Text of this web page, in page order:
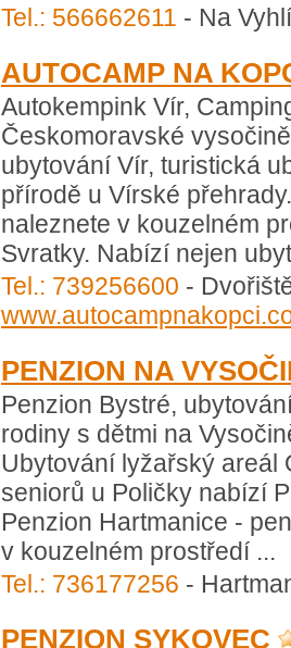
Tel.: 566662611 - Na
AUTOCAMP NA
Autokempink Vír,
Českomoravské
ubytování Vír, turistická
přírodě u Vírské
naleznete v kouzelném
Svratky. Nabízí nejen
Tel.: 739256600 -
PENZION NA
Penzion Bystré,
rodiny s dětmi na
Ubytování lyžařský areál
seniorů u Poličky nabízí
Penzion Hartmanice -
v kouzelném prostředí ...
Tel.: 736177256 -
PENZION SYKOVEC